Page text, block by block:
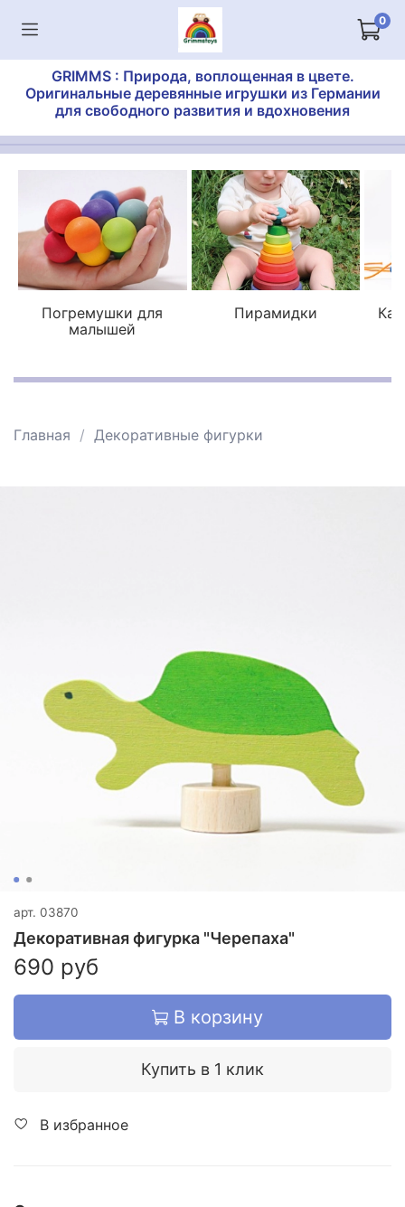
0
GRIMMS : Природа, воплощенная в цвете.
Оригинальные деревянные игрушки из Германии
для свободного развития и вдохновения
Погремушки для
малышей
Пирамидки
Главная Декоративные фигурки
арт. 03870
Декоративная фигурка "Черепаха"
690 руб
В корзину
Купить в 1 клик
В избранное